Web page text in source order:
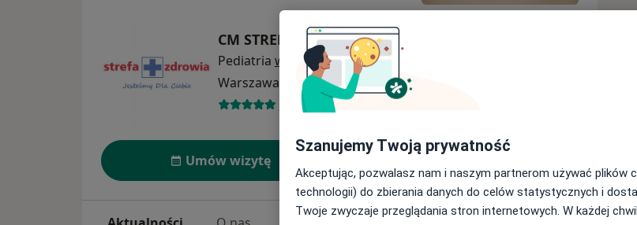
CM STREFA ZDROWIA
Pediatria więcej
Warszawa
2 adresy
263 opinie
Umów wizytę
Szanujemy Twoją prywatność
Akceptując, pozwalasz nam i naszym partnerom używać plików
technologii) do zbierania danych do celów statystycznych i
Twoje zwyczaje przeglądania stron internetowych. W każdej